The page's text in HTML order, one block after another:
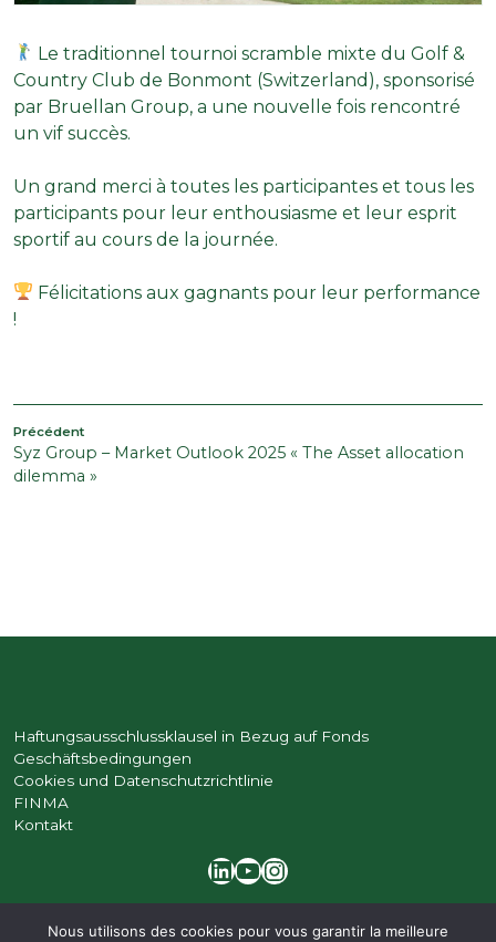
Le traditionnel tournoi scramble mixte duGolf &
Country Club de Bonmont (Switzerland), sponsorisé
par Bruellan Group, a une nouvelle fois rencontré
un vif succès.
Un grand merci à toutes les participantes et tous les
participants pour leur enthousiasme et leur esprit
sportif au cours de la journée.
Félicitations aux gagnants pour leur performance
!
BEITRAGSNAVIGATION
Article
précédent
Précédent
Syz Group – Market Outlook 2025 « The Asset allocation
dilemma »
Haftungsausschlussklausel in Bezug auf Fonds
Geschäftsbedingungen
Cookies und Datenschutzrichtlinie
FINMA
Kontakt
LinkedIn
YouTube
Instagram
2026 | Bruellan
Nous utilisons des cookies pour vous garantir la meilleure